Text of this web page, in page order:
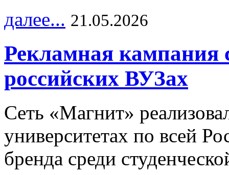
далее... 21.05.2026
Рекламная кампания
российских ВУЗах
Сеть «Магнит»
университетах по всей
бренда среди